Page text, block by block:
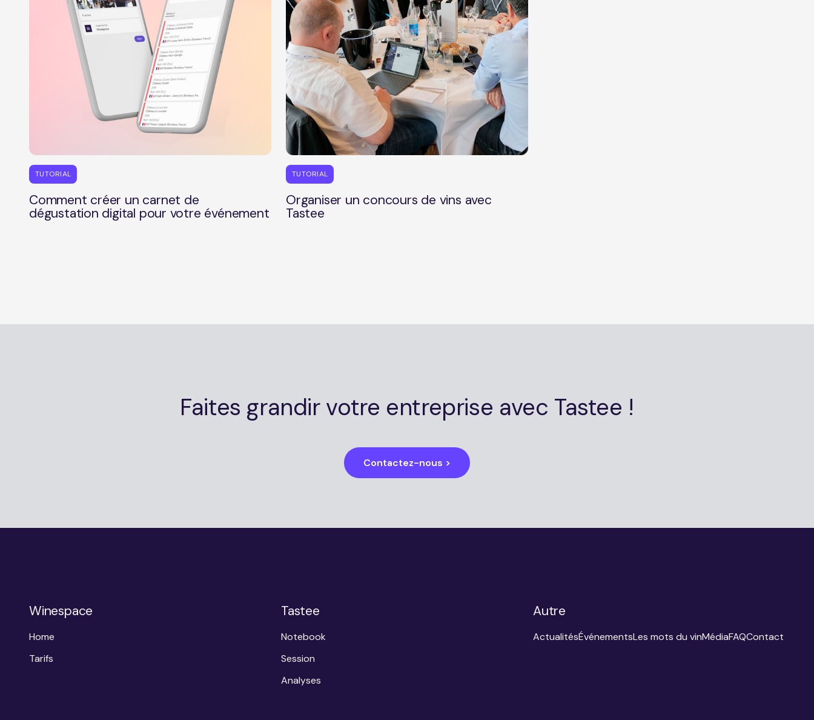
TUTORIAL
Comment créer un carnet de
dégustation digital pour votre événement
TUTORIAL
Organiser un concours de vins avec
Tastee
Faites grandir votre entreprise avec Tastee !
Contactez-nous >
Winespace
Home
Tarifs
Tastee
Notebook
Session
Analyses
Autre
ActualitésÉvénementsLes mots du vinMédiaFAQContact